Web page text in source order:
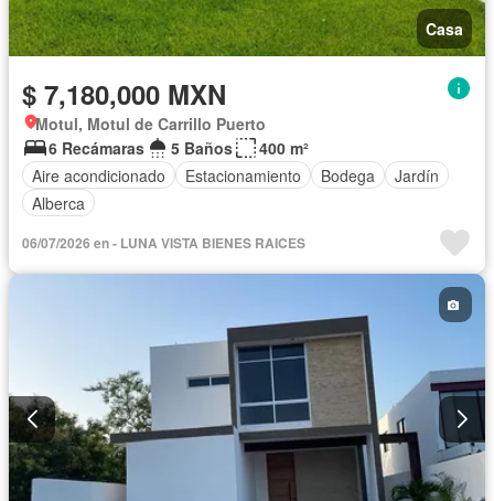
Casa
$ 7,180,000 MXN
Motul, Motul de Carrillo Puerto
6 Recámaras
5 Baños
400 m²
Aire acondicionado
Estacionamiento Bodega
Jardín
Alberca
06/07/2026 en - LUNA VISTA BIENES RAICES